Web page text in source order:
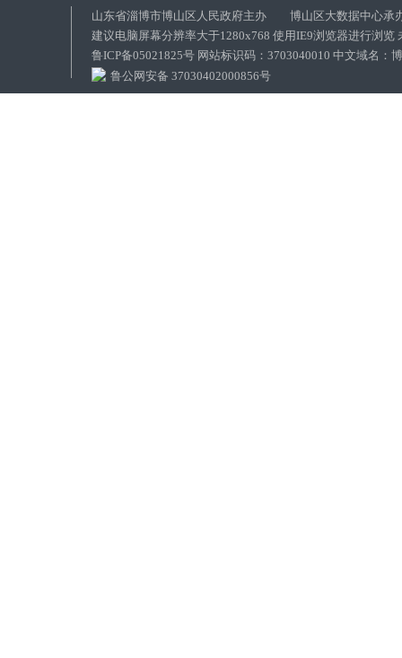
山东省淄博市博山区人民政府主办 博山区大数据中心承
建议电脑屏幕分辨率大于1280x768 使用IE9浏览器进行浏览
鲁ICP备05021825号 网站标识码：3703040010 中文域名：
鲁公网安备 37030402000856号